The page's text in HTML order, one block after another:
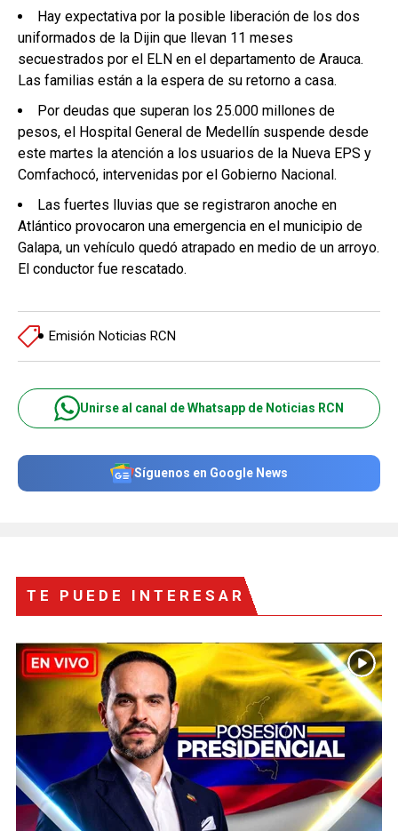
Hay expectativa por la posible liberación de los dos
uniformados de la Dijin que llevan 11 meses
secuestrados por el ELN en el departamento de Arauca.
Las familias están a la espera de su retorno a casa.
Por deudas que superan los 25.000 millones de
pesos, el Hospital General de Medellín suspende desde
este martes la atención a los usuarios de la Nueva EPS y
Comfachocó, intervenidas por el Gobierno Nacional.
Las fuertes lluvias que se registraron anoche en
Atlántico provocaron una emergencia en el municipio de
Galapa, un vehículo quedó atrapado en medio de un arroyo.
El conductor fue rescatado.
Emisión Noticias RCN
Unirse al canal de Whatsapp de Noticias RCN
Síguenos en Google News
TE PUEDE INTERESAR